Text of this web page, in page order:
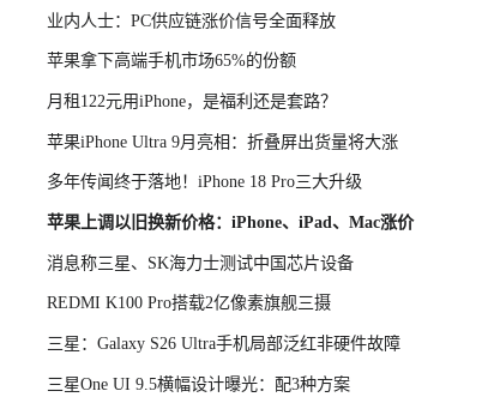
业内人士：PC供应链涨价信号全面释放
苹果拿下高端手机市场65%的份额
月租122元用iPhone，是福利还是套路？
苹果iPhone Ultra 9月亮相：折叠屏出货量将大涨
多年传闻终于落地！iPhone 18 Pro三大升级
苹果上调以旧换新价格：iPhone、iPad、Mac涨价
消息称三星、SK海力士测试中国芯片设备
REDMI K100 Pro搭载2亿像素旗舰三摄
三星：Galaxy S26 Ultra手机局部泛红非硬件故障
三星One UI 9.5横幅设计曝光：配3种方案